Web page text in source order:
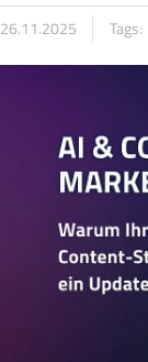
26.11.2025 Tags: